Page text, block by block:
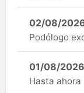
02/08/
Podólogo
01/08/2026
Hasta ahora